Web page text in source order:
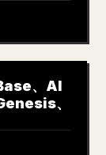
、AI
、